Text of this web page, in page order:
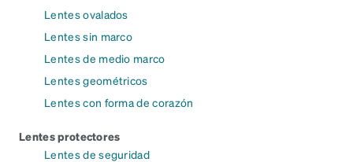
Lentes ovalados
Lentes sin marco
Lentes de medio marco
Lentes geométricos
Lentes con forma de corazón
Lentes protectores
Lentes de seguridad